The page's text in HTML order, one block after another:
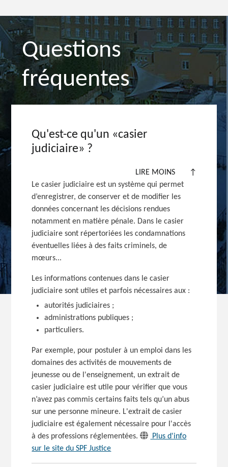
Questions
fréquentes
Qu'est-ce qu'un «casier
judiciaire» ?
LIRE MOINS
↑
Le casier judiciaire est un système qui permet
d’enregistrer, de conserver et de modifier les
données concernant les décisions rendues
notamment en matière pénale. Dans le casier
judiciaire sont répertoriées les condamnations
éventuelles liées à des faits criminels, de
mœurs...
Les informations contenues dans le casier
judiciaire sont utiles et parfois nécessairesaux :
autorités judiciaires ;
administrations publiques ;
particuliers.
Par exemple, pour postuler à un emploi dans les
domaines des activités de mouvements de
jeunesse ou de l'enseignement, un extrait de
casier judiciaire est utile pour vérifier que vous
n’avez pas commis certains faits tels qu’un abus
sur une personne mineure. L'extrait de casier
judiciaire est également nécessaire pour l'accès
à des professions réglementées.
Plus d'info
sur le site du SPF Justice